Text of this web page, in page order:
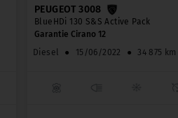
PEUGEOT 3008
BlueHDi 130 S&S Active Pack
Garantie Cirano 12
Diesel
● 15/06/2022 ● 34 875 km